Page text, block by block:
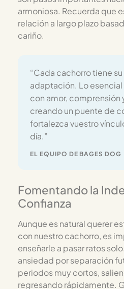
armoniosa. Recuerda que
relación a largo plazo
cariño.
“Cada cachorro tiene
adaptación. Lo
con amor, comprensión
creando un puente de
fortalezca vuestro
día.”
EL EQUIPO DE BAGES DOG
Fomentando la
Confianza
Aunque es natural querer
con nuestro cachorro, es
enseñarle a pasar ratos
ansiedad por separación
periodos muy cortos,
regresando rápidamente.